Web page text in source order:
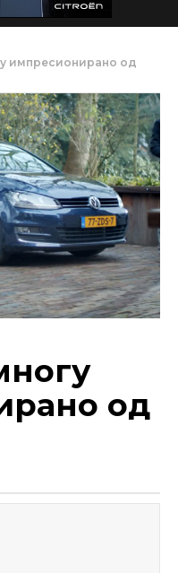
импресионирано од
од